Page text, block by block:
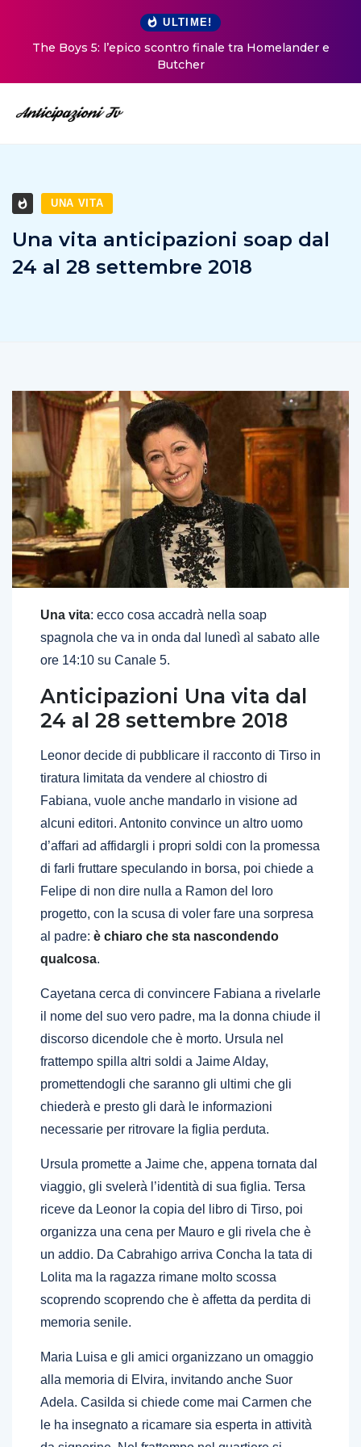
ULTIME!
The Boys 5: l’epico scontro finale tra Homelander e
Butcher
UNA VITA
Una vita anticipazioni soap dal
24 al 28 settembre 2018
Una vita: ecco cosa accadrà nella soap
spagnola che va in onda dal lunedì al sabato alle
ore 14:10 su Canale 5.
Anticipazioni Una vita dal
24 al 28 settembre 2018
Leonor decide di pubblicare il racconto di Tirso in
tiratura limitata da vendere al chiostro di
Fabiana, vuole anche mandarlo in visione ad
alcuni editori. Antonito convince un altro uomo
d’affari ad affidargli i propri soldi con la promessa
di farli fruttare speculando in borsa, poi chiede a
Felipe di non dire nulla a Ramon del loro
progetto, con la scusa di voler fare una sorpresa
al padre: è chiaro che sta nascondendo
qualcosa.
Cayetana cerca di convincere Fabiana a rivelarle
il nome del suo vero padre, ma la donna chiude il
discorso dicendole che è morto. Ursula nel
frattempo spilla altri soldi a Jaime Alday,
promettendogli che saranno gli ultimi che gli
chiederà e presto gli darà le informazioni
necessarie per ritrovare la figlia perduta.
Ursula promette a Jaime che, appena tornata dal
viaggio, gli svelerà l’identità di sua figlia. Tersa
riceve da Leonor la copia del libro di Tirso, poi
organizza una cena per Mauro e gli rivela che è
un addio. Da Cabrahigo arriva Concha la tata di
Lolita ma la ragazza rimane molto scossa
scoprendo scoprendo che è affetta da perdita di
memoria senile.
Maria Luisa e gli amici organizzano un omaggio
alla memoria di Elvira, invitando anche Suor
Adela. Casilda si chiede come mai Carmen che
le ha insegnato a ricamare sia esperta in attività